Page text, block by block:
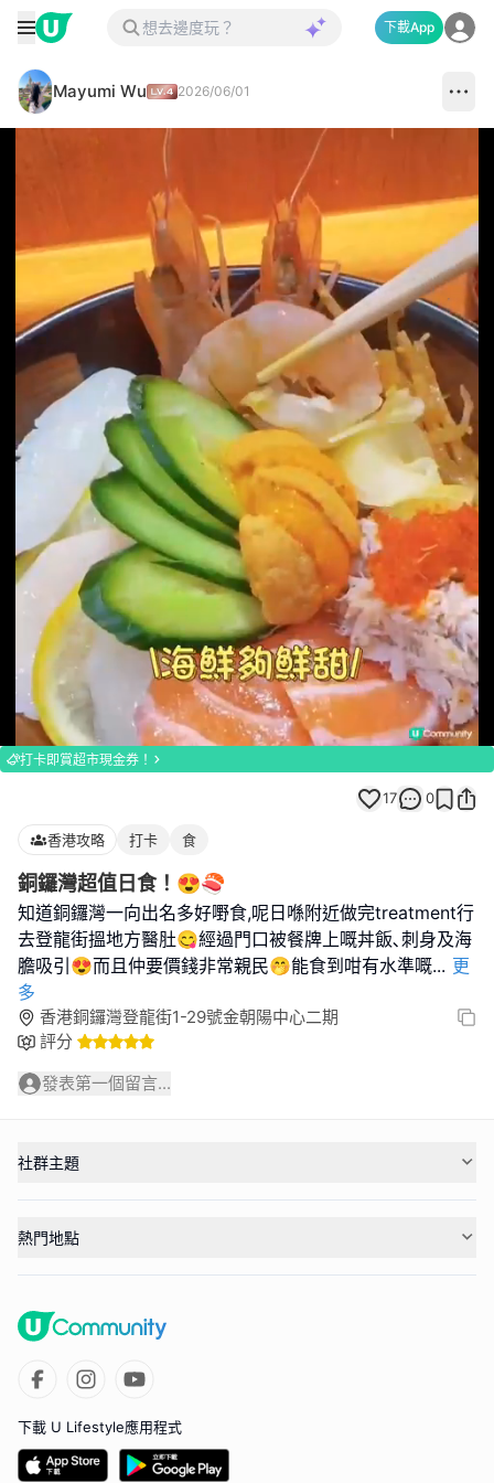
下載App
Mayumi Wu 2026/06/01
Loaded:
100.00%
Unmute
打卡即賞超市現金券！
17 0
香港攻略 打卡 食
銅鑼灣超值日食！😍🍣
知道銅鑼灣一向出名多好嘢食,呢日喺附近做完treatment行
去登龍街搵地方醫肚😋經過門口被餐牌上嘅丼飯､刺身及海
膽吸引😍而且仲要價錢非常親民🤭能食到咁有水準嘅... 更
多
香港銅鑼灣登龍街1-29號金朝陽中心二期
評分
發表第一個留言...
社群主題
熱門地點
下載 U Lifestyle應用程式